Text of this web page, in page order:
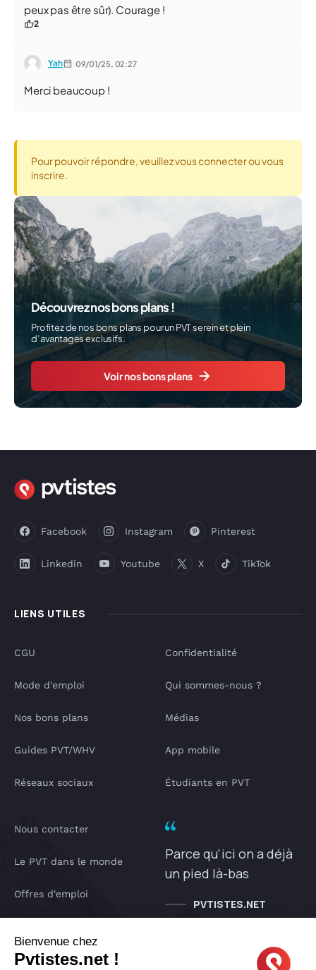
peux pas être sûr). Courage !
2
Yah 09/01/25, 02:27
Merci beaucoup !
Pour pouvoir répondre, veuillez vous connecter ou vous
inscrire.
Découvrez nos bons plans !
Profitez de nos bons plans pour un PVT serein et plein
d’avantages exclusifs.
Voir nos bons plans
LIENS UTILES
Facebook Instagram Pinterest
Linkedin Youtube X TikTok
CGU
Mode d'emploi
Nos bons plans
Guides PVT/WHV
Réseaux sociaux
Confidentialité
Qui sommes-nous ?
Médias
App mobile
Étudiants en PVT
Nous contacter
Le PVT dans le monde
Offres d'emploi
IA pvtistes
Parce qu'ici on a déjà
un pied là-bas
PVTISTES.NET
Bienvenue chez
Pvtistes.net !